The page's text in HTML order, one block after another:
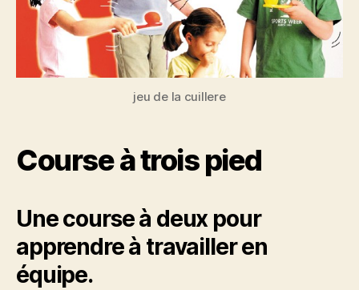
jeu de la cuillere
Course à trois pied
Une course à deux pour
apprendre à travailler en
équipe.